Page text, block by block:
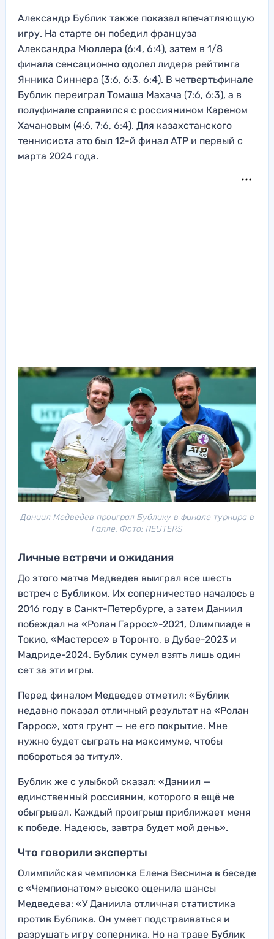
Александр Бублик также показал впечатляющую
игру. На старте он победил француза
Александра Мюллера (6:4, 6:4), затем в 1/8
финала сенсационно одолел лидера рейтинга
Янника Синнера (3:6, 6:3, 6:4). В четвертьфинале
Бублик переиграл Томаша Махача (7:6, 6:3), а в
полуфинале справился с россиянином Кареном
Хачановым (4:6, 7:6, 6:4). Для казахстанского
теннисиста это был 12-й финал ATP и первый с
марта 2024 года.
Даниил Медведев проиграл Бублику в финале турнира в
Галле. Фото: REUTERS
Личные встречи и ожидания
До этого матча Медведев выиграл все шесть
встреч с Бубликом. Их соперничество началось в
2016 году в Санкт-Петербурге, а затем Даниил
побеждал на «Ролан Гаррос»-2021, Олимпиаде в
Токио, «Мастерсе» в Торонто, в Дубае-2023 и
Мадриде-2024. Бублик сумел взять лишь один
сет за эти игры.
Перед финалом Медведев отметил: «Бублик
недавно показал отличный результат на «Ролан
Гаррос», хотя грунт — не его покрытие. Мне
нужно будет сыграть на максимуме, чтобы
побороться за титул».
Бублик же с улыбкой сказал: «Даниил —
единственный россиянин, которого я ещё не
обыгрывал. Каждый проигрыш приближает меня
к победе. Надеюсь, завтра будет мой день».
Что говорили эксперты
Олимпийская чемпионка Елена Веснина в беседе
с «Чемпионатом» высоко оценила шансы
Медведева: «У Даниила отличная статистика
против Бублика. Он умеет подстраиваться и
разрушать игру соперника. Но на траве Бублик